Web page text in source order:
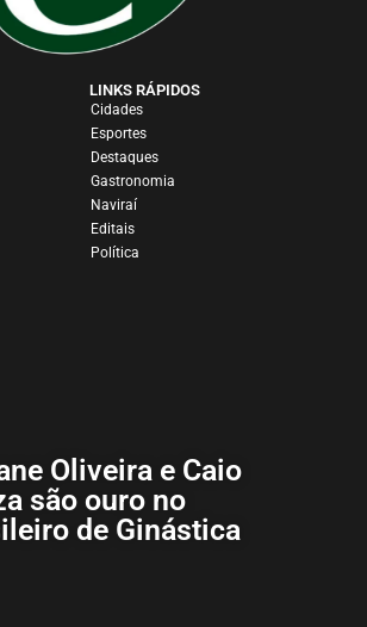
LINKS RÁPIDOS
Cidades
Esportes
Destaques
Gastronomia
Naviraí
Editais
Política
Oliveira e Caio
são ouro no
de Ginástica